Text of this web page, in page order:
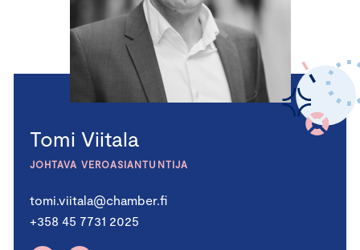
Tomi Viitala
JOHTAVA VEROASIANTUNTIJA
tomi.viitala@chamber.fi
+358 45 7731 2025